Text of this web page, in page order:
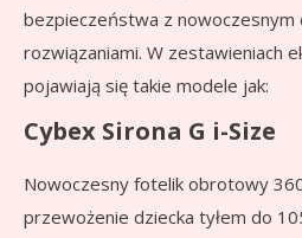
bezpieczeństwa z nowoczesnym
rozwiązaniami. W zestawieniach
pojawiają się takie modele jak:
Cybex Sirona G i-Size
Nowoczesny fotelik obrotowy
przewożenie dziecka tyłem do